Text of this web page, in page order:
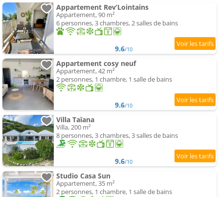
Appartement Rev’Lointains
Appartement, 90 m²
6 personnes, 3 chambres, 2 salles de bains
9.6/10
Appartement cosy neuf
Appartement, 42 m²
2 personnes, 1 chambre, 1 salle de bains
9.6/10
Villa Taïana
Villa, 200 m²
8 personnes, 3 chambres, 3 salles de bains
9.6/10
Studio Casa Sun
Appartement, 35 m²
2 personnes, 1 chambre, 1 salle de bains